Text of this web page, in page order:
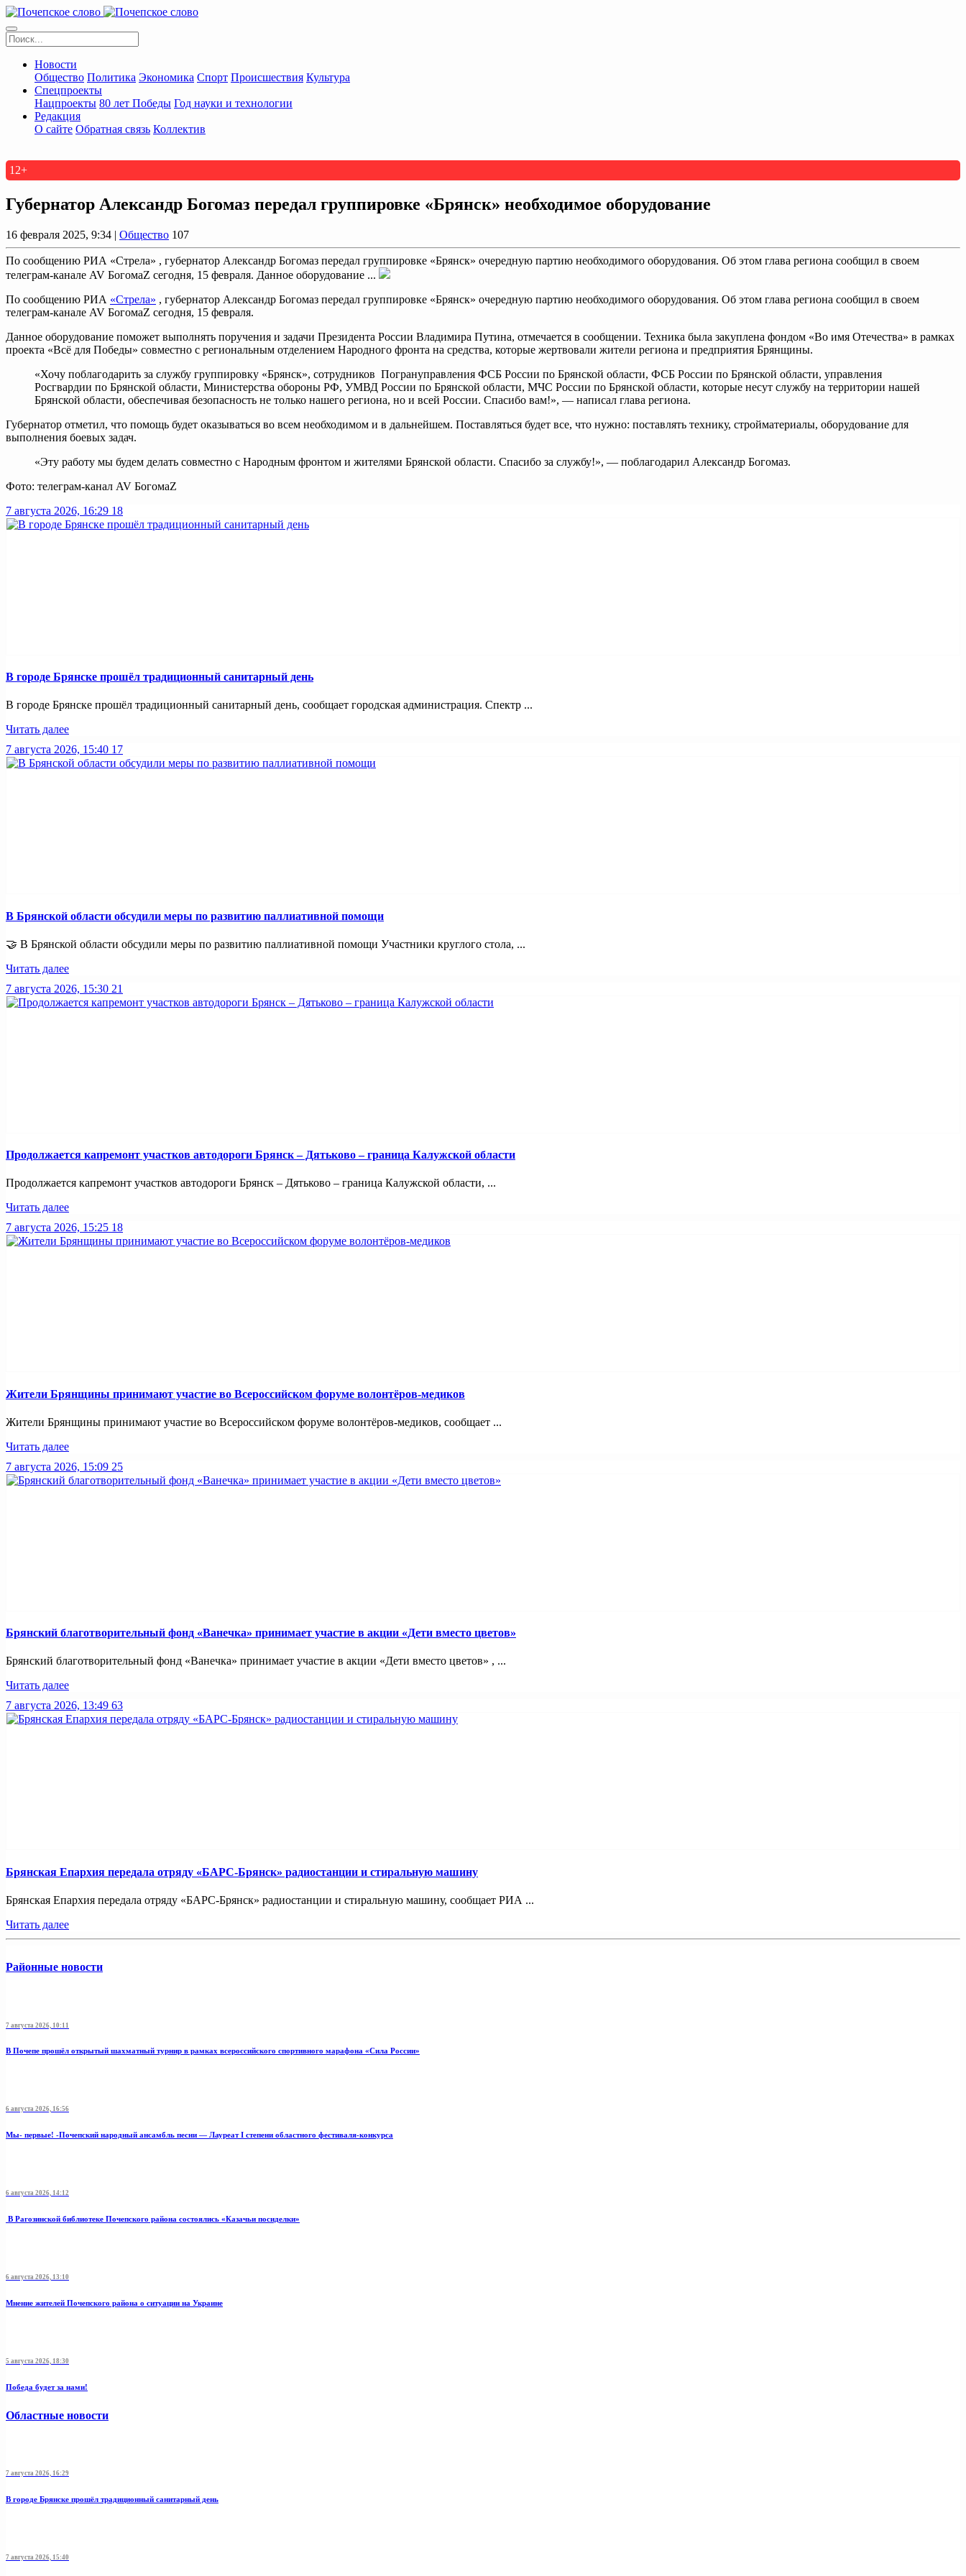
Новости
Общество Политика Экономика Спорт Происшествия Культура
Спецпроекты
Нацпроекты 80 лет Победы Год науки и технологии
Редакция
О сайте Обратная связь Коллектив
12+
Губернатор Александр Богомаз передал группировке «Брянск» необходимое оборудование
16 февраля 2025, 9:34 | Общество 107
По сообщению РИА «Стрела» , губернатор Александр Богомаз передал группировке «Брянск» очередную партию необходимого оборудования. Об этом глава региона сообщил в своем
телеграм-канале AV БогомаZ сегодня, 15 февраля. Данное оборудование ...
По сообщению РИА «Стрела» , губернатор Александр Богомаз передал группировке «Брянск» очередную партию необходимого оборудования. Об этом глава региона сообщил в своем
телеграм-канале AV БогомаZ сегодня, 15 февраля.
Данное оборудование поможет выполнять поручения и задачи Президента России Владимира Путина, отмечается в сообщении. Техника была закуплена фондом «Во имя Отечества» в рамках
проекта «Всё для Победы» совместно с региональным отделением Народного фронта на средства, которые жертвовали жители региона и предприятия Брянщины.
«Хочу поблагодарить за службу группировку «Брянск», сотрудников Погрануправления ФСБ России по Брянской области, ФСБ России по Брянской области, управления
Росгвардии по Брянской области, Министерства обороны РФ, УМВД России по Брянской области, МЧС России по Брянской области, которые несут службу на территории нашей
Брянской области, обеспечивая безопасность не только нашего региона, но и всей России. Спасибо вам!», — написал глава региона.
Губернатор отметил, что помощь будет оказываться во всем необходимом и в дальнейшем. Поставляться будет все, что нужно: поставлять технику, стройматериалы, оборудование для
выполнения боевых задач.
«Эту работу мы будем делать совместно с Народным фронтом и жителями Брянской области. Спасибо за службу!», — поблагодарил Александр Богомаз.
Фото: телеграм-канал AV БогомаZ
7 августа 2026, 16:29 18
В городе Брянске прошёл традиционный санитарный день
В городе Брянске прошёл традиционный санитарный день, сообщает городская администрация. Спектр ...
Читать далее
7 августа 2026, 15:40 17
В Брянской области обсудили меры по развитию паллиативной помощи
🤝 В Брянской области обсудили меры по развитию паллиативной помощи Участники круглого стола, ...
Читать далее
7 августа 2026, 15:30 21
Продолжается капремонт участков автодороги Брянск – Дятьково – граница Калужской области
Продолжается капремонт участков автодороги Брянск – Дятьково – граница Калужской области, ...
Читать далее
7 августа 2026, 15:25 18
Жители Брянщины принимают участие во Всероссийском форуме волонтёров-медиков
Жители Брянщины принимают участие во Всероссийском форуме волонтёров-медиков, сообщает ...
Читать далее
7 августа 2026, 15:09 25
Брянский благотворительный фонд «Ванечка» принимает участие в акции «Дети вместо цветов»
Брянский благотворительный фонд «Ванечка» принимает участие в акции «Дети вместо цветов» , ...
Читать далее
7 августа 2026, 13:49 63
Брянская Епархия передала отряду «БАРС-Брянск» радиостанции и стиральную машину
Брянская Епархия передала отряду «БАРС-Брянск» радиостанции и стиральную машину, сообщает РИА ...
Читать далее
Районные новости
7 августа 2026, 10:11
В Почепе прошёл открытый шахматный турнир в рамках всероссийского спортивного марафона «Сила России»
6 августа 2026, 16:56
Мы- первые! -Почепский народный ансамбль песни — Лауреат I степени областного фестиваля-конкурса
6 августа 2026, 14:12
В Рагозинской библиотеке Почепского района состоялись «Казачьи посиделки»
6 августа 2026, 13:10
Мнение жителей Почепского района о ситуации на Украине
5 августа 2026, 18:30
Победа будет за нами!
Областные новости
7 августа 2026, 16:29
В городе Брянске прошёл традиционный санитарный день
7 августа 2026, 15:40